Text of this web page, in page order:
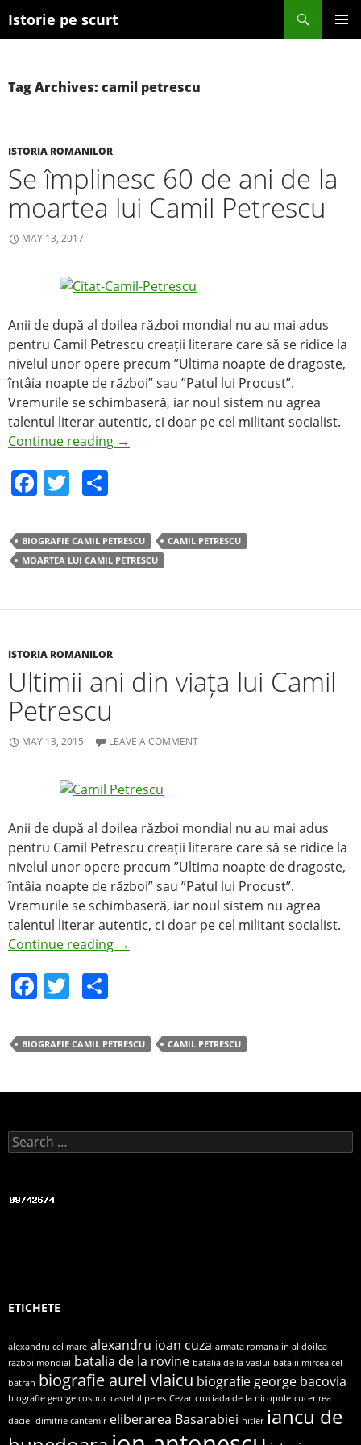
Istorie pe scurt
Search
SKIP TO CONTENT
Tag Archives: camil petrescu
ISTORIA ROMANILOR
Se împlinesc 60 de ani de la
moartea lui Camil Petrescu
MAY 13, 2017
Anii de după al doilea război mondial nu au mai adus
pentru Camil Petrescu creații literare care să se ridice la
nivelul unor opere precum ”Ultima noapte de dragoste,
întâia noapte de război” sau ”Patul lui Procust”.
Vremurile se schimbaseră, iar noul sistem nu agrea
talentul literar autentic, ci doar pe cel militant socialist.
Continue reading →
F
c
e
o
k
T
itt
er
ar
e
BIOGRAFIE CAMIL PETRESCU
CAMIL PETRESCU
MOARTEA LUI CAMIL PETRESCU
ISTORIA ROMANILOR
Ultimii ani din viața lui Camil
Petrescu
MAY 13, 2015 LEAVE A COMMENT
Anii de după al doilea război mondial nu au mai adus
pentru Camil Petrescu creații literare care să se ridice la
nivelul unor opere precum ”Ultima noapte de dragoste,
întâia noapte de război” sau ”Patul lui Procust”.
Vremurile se schimbaseră, iar noul sistem nu agrea
talentul literar autentic, ci doar pe cel militant socialist.
Continue reading →
F
c
e
b
o
T
itt
er
ar
e
BIOGRAFIE CAMIL PETRESCU CAMIL PETRESCU
Search for:
ETICHETE
alexandru cel mare alexandru ioan cuza armata romana in al doilea
razboi mondial batalia de la rovine batalia de la vaslui batalii mircea cel
batran biografie aurel vlaicu biografie george bacovia
biografie george cosbuc castelul peles Cezar cruciada de la nicopole cucerirea
daciei dimitrie cantemir eliberarea Basarabiei hitler iancu de